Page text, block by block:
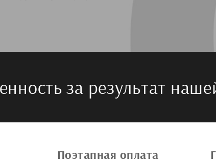
за результат
Поэтапная оплата